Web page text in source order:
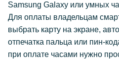
Samsung Galaxy или умных
Для оплаты владельцам
выбрать карту на экране,
отпечатка пальца или пин-
при оплате часами нужно